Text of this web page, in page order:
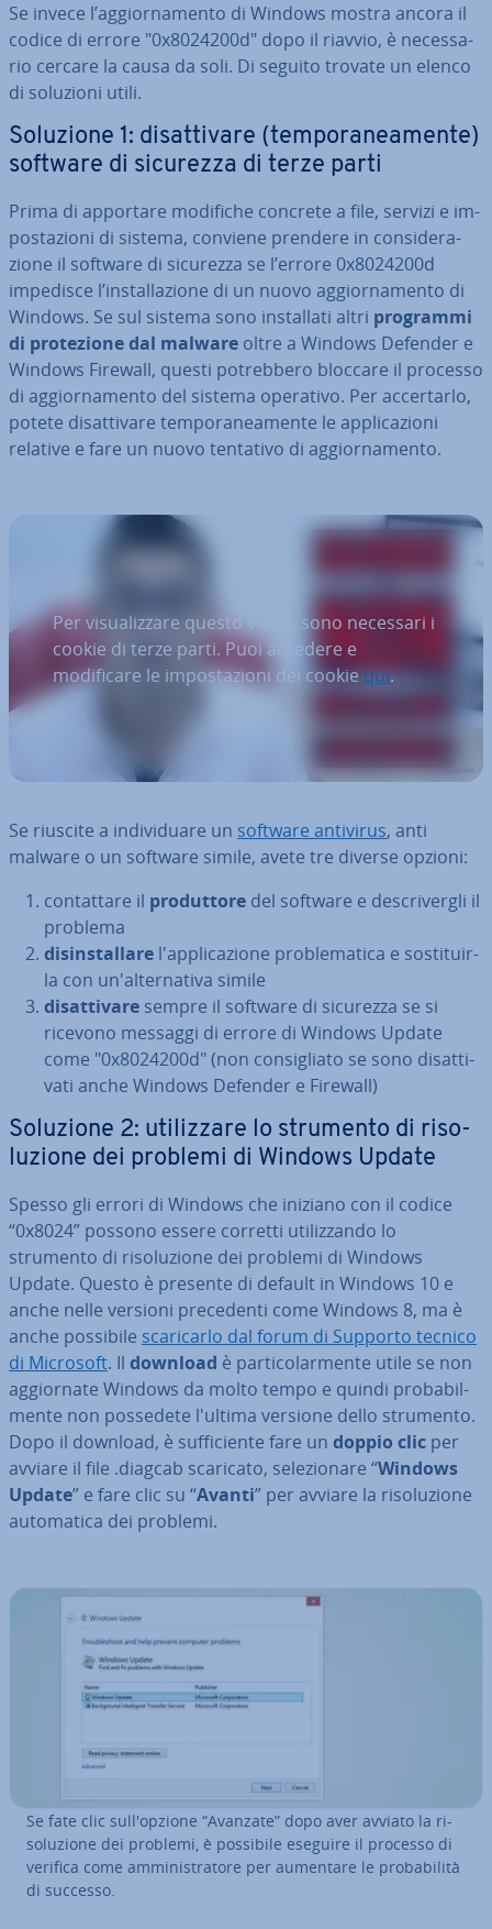
Se invece l’ag­gior­na­men­to di Windows mostra ancora il
codice di errore "0x8024200d" dopo il riavvio, è ne­ces­sa­
rio cercare la causa da soli. Di seguito trovate un elenco
di soluzioni utili.
Soluzione 1: di­sat­ti­va­re (tem­po­ra­nea­men­te)
software di sicurezza di terze parti
Prima di apportare modifiche concrete a file, servizi e im­
po­sta­zio­ni di sistema, conviene prendere in con­si­de­ra­
zio­ne il software di sicurezza se l’errore 0x8024200d
impedisce l’in­stal­la­zio­ne di un nuovo ag­gior­na­men­to di
Windows. Se sul sistema sono in­stal­la­ti altri programmi
di pro­te­zio­ne dal malware oltre a Windows Defender e
Windows Firewall, questi po­treb­be­ro bloccare il processo
di ag­gior­na­men­to del sistema operativo. Per ac­cer­tar­lo,
potete di­sat­ti­va­re tem­po­ra­nea­men­te le ap­pli­ca­zio­ni
relative e fare un nuovo tentativo di ag­gior­na­men­to.
Per visualizzare questo video, sono necessari i
cookie di terze parti. Puoi accedere e
modificare le impostazioni dei cookiequi.
Se riuscite a in­di­vi­dua­re un software antivirus, anti
malware o un software simile, avete tre diverse opzioni:
con­tat­ta­re il pro­dut­to­re del software e de­scri­ver­gli il
problema
di­sin­stal­la­re l'ap­pli­ca­zio­ne pro­ble­ma­ti­ca e so­sti­tuir­
la con un'al­ter­na­ti­va simile
di­sat­ti­va­re sempre il software di sicurezza se si
ricevono messaggi di errore di Windows Update
come "0x8024200d" (non con­si­glia­to se sono di­sat­ti­
va­ti anche Windows Defender e Firewall)
Soluzione 2: uti­liz­za­re lo strumento di ri­so­
lu­zio­ne dei problemi di Windows Update
Spesso gli errori di Windows che iniziano con il codice
“0x8024” possono essere corretti uti­liz­zan­do lo
strumento di ri­so­lu­zio­ne dei problemi di Windows
Update. Questo è presente di default in Windows 10 e
anche nelle versioni pre­ce­den­ti come Windows 8, ma è
anche possibile sca­ri­car­lo dal forum di Supporto tecnico
di Microsoft. Il download è par­ti­co­lar­men­te utile se non
ag­gior­na­te Windows da molto tempo e quindi pro­ba­bil­
men­te non possedete l'ultima versione dello strumento.
Dopo il download, è suf­fi­cien­te fare un doppio clic per
avviare il file .diagcab scaricato, se­le­zio­na­re “Windows
Update” e fare clic su “Avanti” per avviare la ri­so­lu­zio­ne
au­to­ma­ti­ca dei problemi.
Se fate clic sul­l'op­zio­ne “Avanzate” dopo aver avviato la ri­
so­lu­zio­ne dei problemi, è possibile eseguire il processo di
verifica come am­mi­ni­stra­to­re per aumentare le pro­ba­bi­li­tà
di successo.